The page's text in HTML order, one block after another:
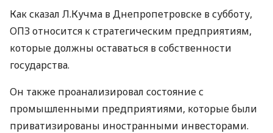
Как сказал Л.Кучма в Днепропетровске в субботу,
ОПЗ относится к стратегическим предприятиям,
которые должны оставаться в собственности
государства.
Он также проанализировал состояние с
промышленными предприятиями, которые были
приватизированы иностранными инвесторами.